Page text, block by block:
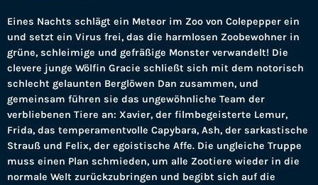
Eines Nachts schlägt ein Meteor im Zoo von Colepepper ein
und setzt ein Virus frei, das die harmlosen Zoobewohner in
grüne, schleimige und gefräßige Monster verwandelt! Die
clevere junge Wölfin Gracie schließt sich mit dem notorisch
schlecht gelaunten Berglöwen Dan zusammen, und
gemeinsam führen sie das ungewöhnliche Team der
verbliebenen Tiere an: Xavier, der filmbegeisterte Lemur,
Frida, das temperamentvolle Capybara, Ash, der sarkastische
Strauß und Felix, der egoistische Affe. Die ungleiche Truppe
muss einen Plan schmieden, um alle Zootiere wieder in die
normale Welt zurückzubringen und begibt sich auf die